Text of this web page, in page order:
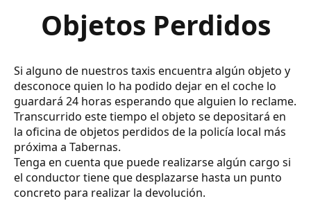
Objetos Perdidos
Si alguno de nuestros taxis encuentra algún objeto y
desconoce quien lo ha podido dejar en el coche lo
guardará 24 horas esperando que alguien lo reclame.
Transcurrido este tiempo el objeto se depositará en
la oficina de objetos perdidos de la policía local más
próxima a Tabernas.
Tenga en cuenta que puede realizarse algún cargo si
el conductor tiene que desplazarse hasta un punto
concreto para realizar la devolución.